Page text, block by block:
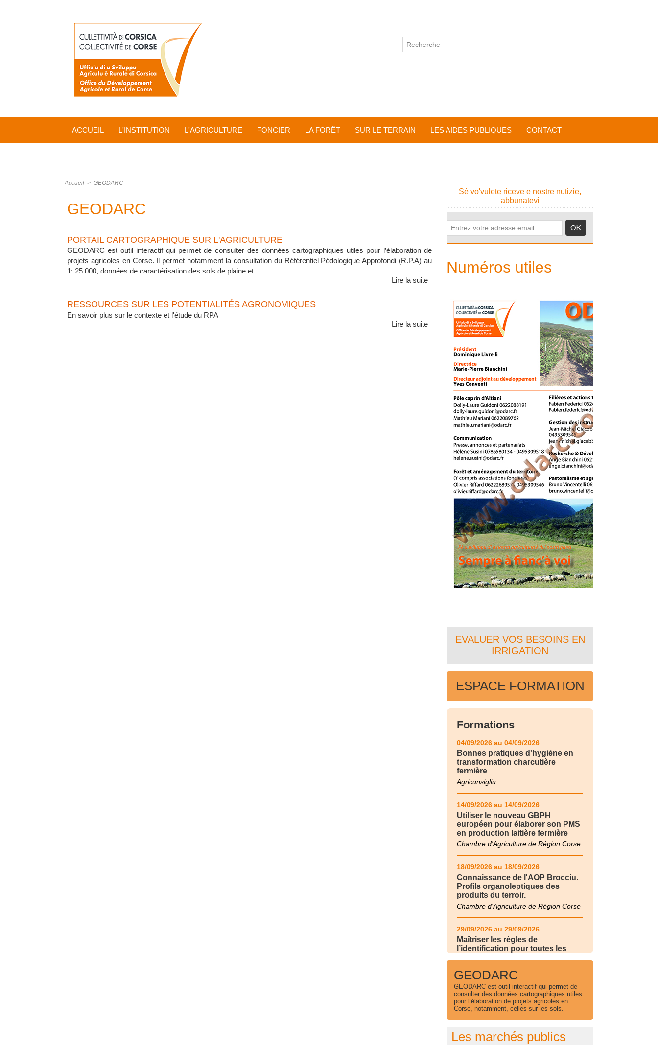
ACCUEIL L'INSTITUTION L'AGRICULTURE FONCIER LA FORÊT SUR LE TERRAIN LES AIDES PUBLIQUES CONTACT
Accueil > GEODARC
GEODARC
PORTAIL CARTOGRAPHIQUE SUR L'AGRICULTURE
GEODARC est outil interactif qui permet de consulter des données cartographiques utiles pour l’élaboration de
projets agricoles en Corse. Il permet notamment la consultation du Référentiel Pédologique Approfondi (R.P.A) au
1: 25 000, données de caractérisation des sols de plaine et...
Lire la suite
RESSOURCES SUR LES POTENTIALITÉS AGRONOMIQUES
En savoir plus sur le contexte et l'étude du RPA
Lire la suite
Sè vo'vulete riceve e nostre nutizie,
abbunatevi
Numéros utiles
EVALUER VOS BESOINS EN
IRRIGATION
ESPACE FORMATION
Formations
04/09/2026 au 04/09/2026
Bonnes pratiques d'hygiène en
transformation charcutière
fermière
Agricunsigliu
14/09/2026 au 14/09/2026
Utiliser le nouveau GBPH
européen pour élaborer son PMS
en production laitière fermière
Chambre d'Agriculture de Région Corse
18/09/2026 au 18/09/2026
Connaissance de l'AOP Brocciu.
Profils organoleptiques des
produits du terroir.
Chambre d'Agriculture de Région Corse
29/09/2026 au 29/09/2026
Maîtriser les règles de
l’identification pour toutes les
30/09/2026 au 30/09/2026
Maîtriser les règles de
l’identification pour toutes les
filières d’élevage
Chambre d'Agriculture de Région Corse
GEODARC
GEODARC est outil interactif qui permet de
consulter des données cartographiques utiles
pour l’élaboration de projets agricoles en
Corse, notamment, celles sur les sols.
Les marchés publics